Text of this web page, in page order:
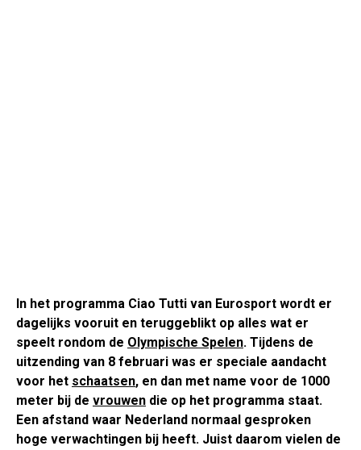
In het programma Ciao Tutti van Eurosport wordt er
dagelijks vooruit en teruggeblikt op alles wat er
speelt rondom de Olympische Spelen. Tijdens de
uitzending van 8 februari was er speciale aandacht
voor het schaatsen, en dan met name voor de 1000
meter bij de vrouwen die op het programma staat.
Een afstand waar Nederland normaal gesproken
hoge verwachtingen bij heeft. Juist daarom vielen de